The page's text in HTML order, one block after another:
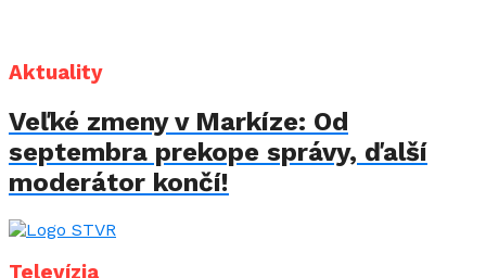
Aktuality
Veľké zmeny v Markíze: Od
septembra prekope správy, ďalší
moderátor končí!
Televízia